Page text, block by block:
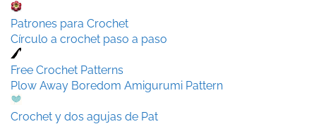
Patrones para Crochet
Círculo a crochet paso a paso
Free Crochet Patterns
Plow Away Boredom Amigurumi Pattern
Crochet y dos agujas de Pat